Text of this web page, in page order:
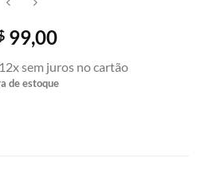
99,00
sem juros no cartão
de estoque